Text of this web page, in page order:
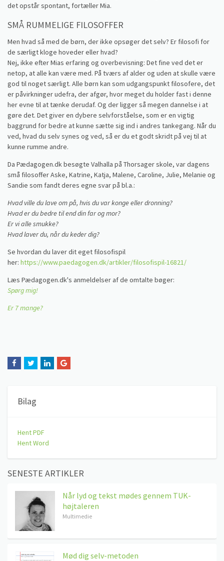
det opstår spontant, fortæller Mia.
SMÅ RUMMELIGE FILOSOFFER
Men hvad så med de børn, der ikke opsøger det selv? Er filosofi for
de særligt kloge hoveder eller hvad?
Nej, ikke efter Mias erfaring og overbevisning: Det fine ved det er
netop, at alle kan være med. På tværs af alder og uden at skulle være
god til noget særligt. Alle børn kan som udgangspunkt filosofere, det
er påvirkninger udefra, der afgør, hvor meget du holder fast i denne
her evne til at tænke derudaf. Og der ligger så megen dannelse i at
gøre det. Det giver en dybere selvforståelse, som er en vigtig
baggrund for bedre at kunne sætte sig ind i andres tankegang. Når du
ved, hvad du selv synes og ved, så er du et godt skridt på vej til at
kunne rumme andre.
Da Pædagogen.dk besøgte Valhalla på Thorsager skole, var dagens
små filosoffer Aske, Katrine, Katja, Malene, Caroline, Julie, Melanie og
Sandie som fandt deres egne svar på bl.a.:
Hvad ville du lave om på, hvis du var konge eller dronning?
Hvad er du bedre til end din far og mor?
Er vi alle smukke?
Hvad laver du, når du keder dig?
Se hvordan du laver dit eget filosofispil
her: https://www.paedagogen.dk/artikler/filosofispil-16821/
Læs Pædagogen.dk's anmeldelser af de omtalte bøger:
Spørg mig!
Er 7 mange?
Bilag
Hent PDF
Hent Word
SENESTE ARTIKLER
Når lyd og tekst mødes gennem TUK-
højtaleren
Multimedie
Mød dig selv-metoden